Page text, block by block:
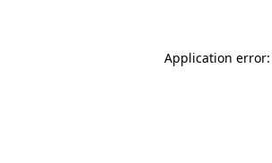
Application